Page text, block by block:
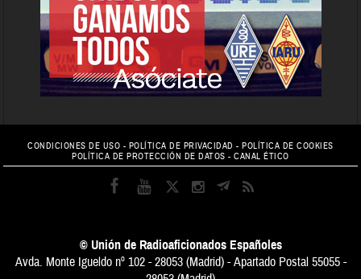
CONDICIONES DE USO - POLÍTICA DE PRIVACIDAD -POLÍTICA DE COOKIES
POLÍTICA DE PROTECCIÓN DE DATOS -CANAL ÉTICO
© Unión de Radioaficionados Españoles
Avda. Monte Igueldo nº 102 - 28053 (Madrid) - Apartado Postal 55055 -